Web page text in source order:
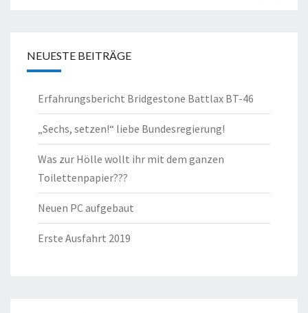
NEUESTE BEITRÄGE
Erfahrungsbericht Bridgestone Battlax BT-46
„Sechs, setzen!“ liebe Bundesregierung!
Was zur Hölle wollt ihr mit dem ganzen
Toilettenpapier???
Neuen PC aufgebaut
Erste Ausfahrt 2019